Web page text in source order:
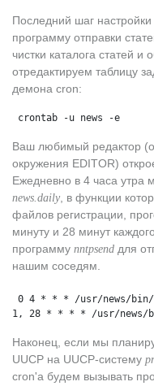
Последний шаг настройки
программу отправки
чистки каталога статей
отредактируем таблицу
демона cron:
crontab -u news -e
Ваш любимый редактор
окружения EDITOR)
Ежедневно в 4 часа утра
news.daily , в функции
файлов регистрации,
минуту и 28 минут
программу nntpsend для
нашим соседям.
0 4 * * * /usr/news/bin/
1, 28 * * * * /usr/news/
Наконец, если мы
UUCP на UUCP-систему
cron'a будем вызывать